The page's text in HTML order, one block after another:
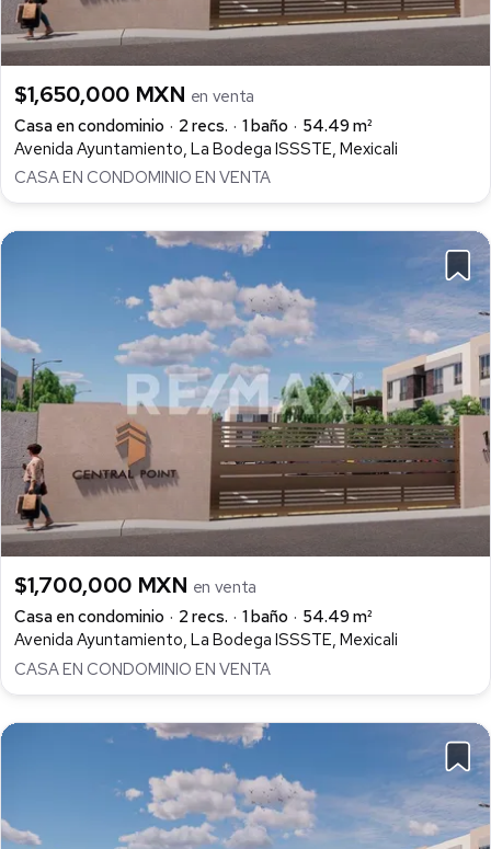
$1,650,000 MXN en venta
Casa en condominio
2 recs. 1 baño
54.49 m²
Avenida Ayuntamiento, La Bodega ISSSTE, Mexicali
CASA EN CONDOMINIO EN VENTA
$1,700,000 MXN en venta
Casa en condominio
2 recs. 1 baño
54.49 m²
Avenida Ayuntamiento, La Bodega ISSSTE, Mexicali
CASA EN CONDOMINIO EN VENTA